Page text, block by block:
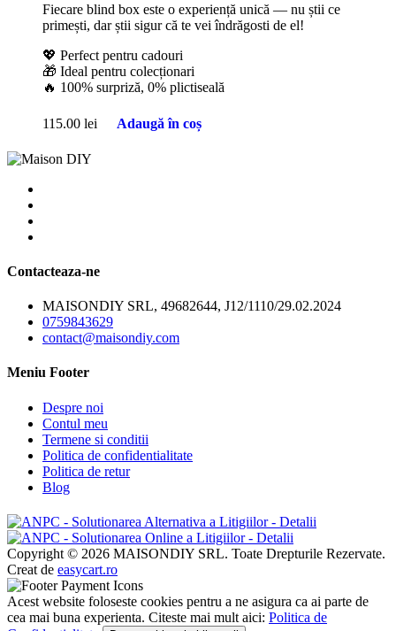
Fiecare blind box este o experiență unică — nu știi ce
primești, dar știi sigur că te vei îndrăgosti de el!
💖 Perfect pentru cadouri
🎁 Ideal pentru colecționari
🔥 100% surpriză, 0% plictiseală
115.00 lei Adaugă în coș
Contacteaza-ne
MAISONDIY SRL, 49682644, J12/1110/29.02.2024
0759843629
contact@maisondiy.com
Meniu Footer
Despre noi
Contul meu
Termene si conditii
Politica de confidentialitate
Politica de retur
Blog
Copyright © 2026 MAISONDIY SRL. Toate Drepturile Rezervate.
Creat de easycart.ro
Acest website foloseste cookies pentru a ne asigura ca ai parte de
cea mai buna experienta. Citeste mai mult aici: Politica de